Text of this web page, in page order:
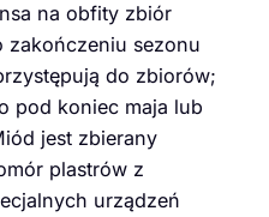
na obfity zbiór
zakończeniu sezonu
do zbiorów;
pod koniec maja lub
jest zbierany
plastrów z
urządzeń